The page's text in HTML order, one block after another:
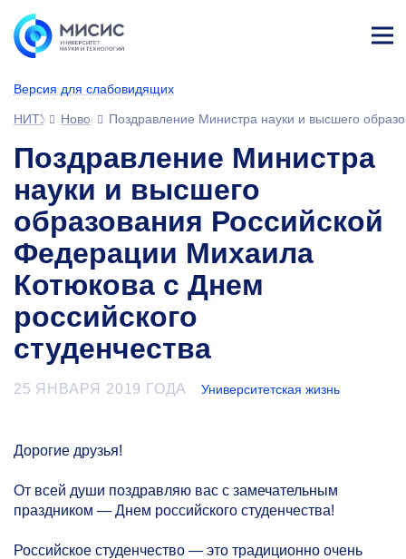
Версия для слабовидящих
ине
НИТУ МИСИС
НовостиПоздравление Министра науки и высшего
Поздравление Министра
науки и высшего
образования Российской
Федерации Михаила
Котюкова с Днем
российского
студенчества
25 ЯНВАРЯ 2019 ГОДА Университетская жизнь
Дорогие друзья!
От всей души поздравляю вас с замечательным
праздником — Днем российского студенчества!
Российское студенчество — это традиционно очень